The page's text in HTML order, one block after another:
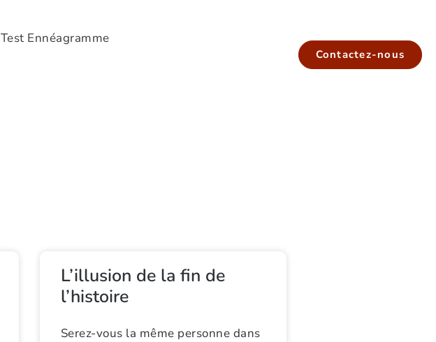
Test Ennéagramme
Contactez-nous
L’illusion de la fin de
l’histoire
Serez-vous la même personne dans